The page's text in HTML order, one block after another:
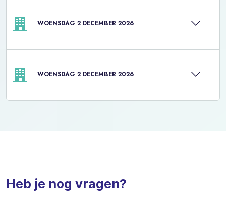
WOENSDAG 2 DECEMBER 2026
WOENSDAG 2 DECEMBER 2026
Heb je nog vragen?